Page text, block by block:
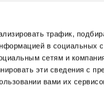
трафик,
в
сетям и
эти сведения с
вами их